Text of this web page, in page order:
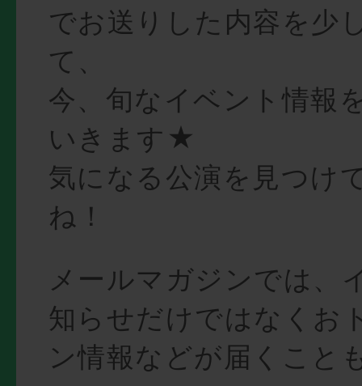
でお送りした内容を少
て、
今、旬なイベント情報
いきます★
気になる公演を見つけ
ね！
メールマガジンでは、
知らせだけではなくお
ン情報などが届くこと